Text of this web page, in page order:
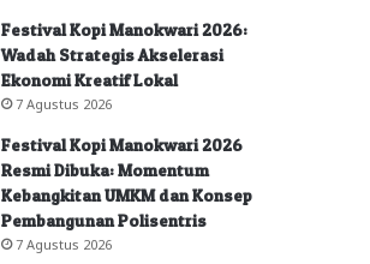
Festival Kopi Manokwari 2026:
Wadah Strategis Akselerasi
Ekonomi Kreatif Lokal
7 Agustus 2026
Festival Kopi Manokwari 2026
Resmi Dibuka: Momentum
Kebangkitan UMKM dan Konsep
Pembangunan Polisentris
7 Agustus 2026